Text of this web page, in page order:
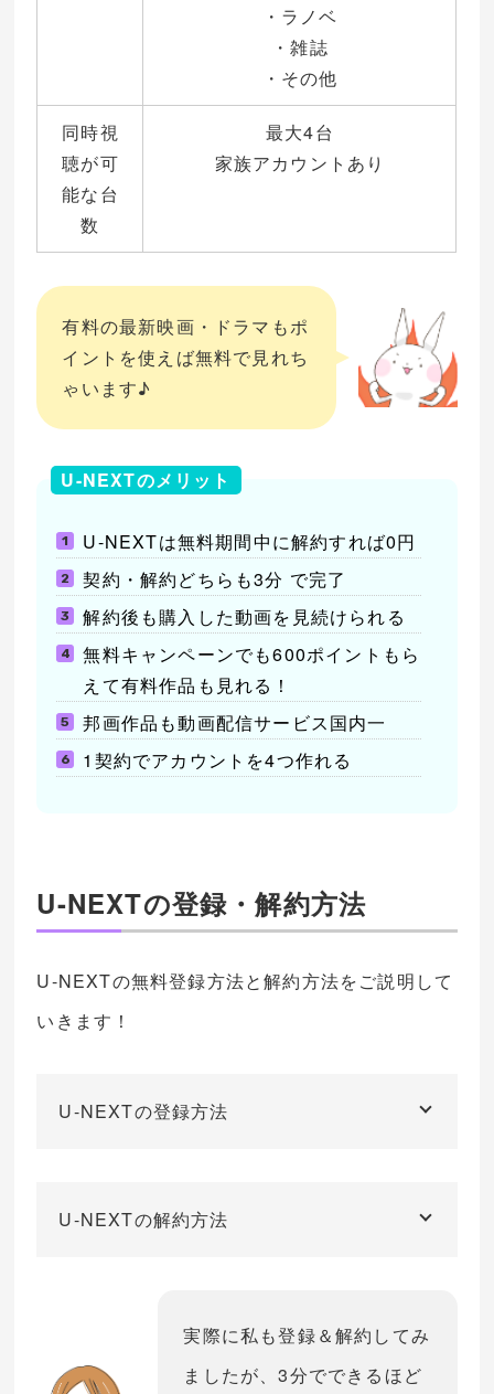
・ラノベ
・雑誌
・その他
同時視
聴が可
能な台
数
最大4台
家族アカウントあり
有料の最新映画・ドラマもポ
イントを使えば無料で見れち
ゃいます♪
U-NEXTのメリット
U-NEXTは無料期間中に解約すれば0円
契約・解約どちらも3分 で完了
解約後も購入した動画を見続けられる
無料キャンペーンでも600ポイントもら
えて有料作品も見れる！
邦画作品も動画配信サービス国内一
1契約でアカウントを4つ作れる
U-NEXTの登録・解約方法
U-NEXTの無料登録方法と解約方法をご説明して
いきます！
U-NEXTの登録方法
U-NEXTの解約方法
実際に私も登録＆解約してみ
ましたが、3分でできるほど